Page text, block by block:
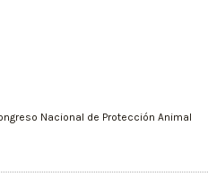
Nacional de Protección Animal